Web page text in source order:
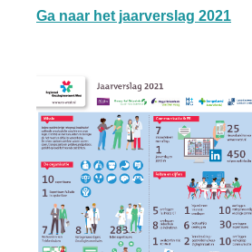
Ga naar het jaarverslag 2021